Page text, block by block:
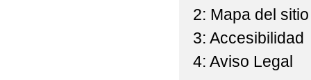
2: Mapa del sitio
3: Accesibilidad
4: Aviso Legal